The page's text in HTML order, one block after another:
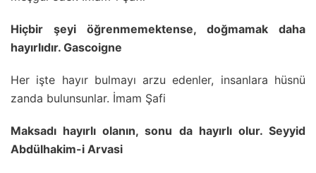
Hiçbir şeyi öğrenmemektense, doğmamak daha
hayırlıdır. Gascoigne
Her işte hayır bulmayı arzu edenler, insanlara hüsnü
zanda bulunsunlar. İmam Şafi
Maksadı hayırlı olanın, sonu da hayırlı olur. Seyyid
Abdülhakim-i Arvasi